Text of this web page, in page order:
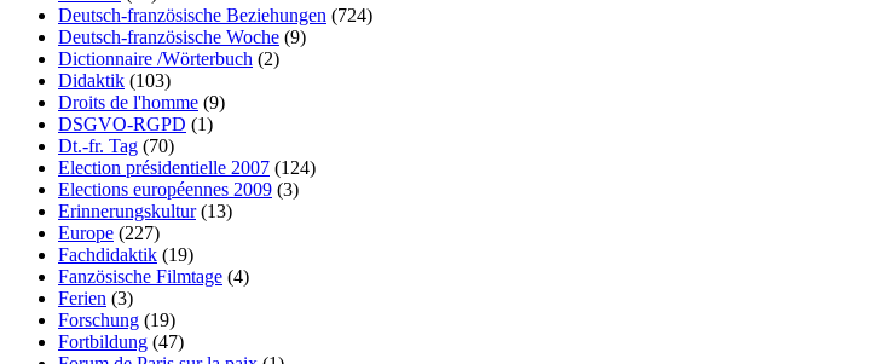
Deutsch-französische Beziehungen (724)
Deutsch-französische Woche (9)
Dictionnaire /Wörterbuch (2)
Didaktik (103)
Droits de l'homme (9)
DSGVO-RGPD (1)
Dt.-fr. Tag (70)
Election présidentielle 2007 (124)
Elections européennes 2009 (3)
Erinnerungskultur(13)
Europe (227)
Fachdidaktik (19)
Fanzösische Filmtage (4)
Ferien (3)
Forschung (19)
Fortbildung (47)